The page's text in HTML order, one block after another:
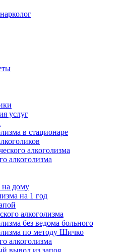
услуг
в стационаре
алкоголизма
алкоголизма
на дому
на 1 год
алкоголизма
без ведома больного
по методу Шичко
алкоголизма
вывод из запоя